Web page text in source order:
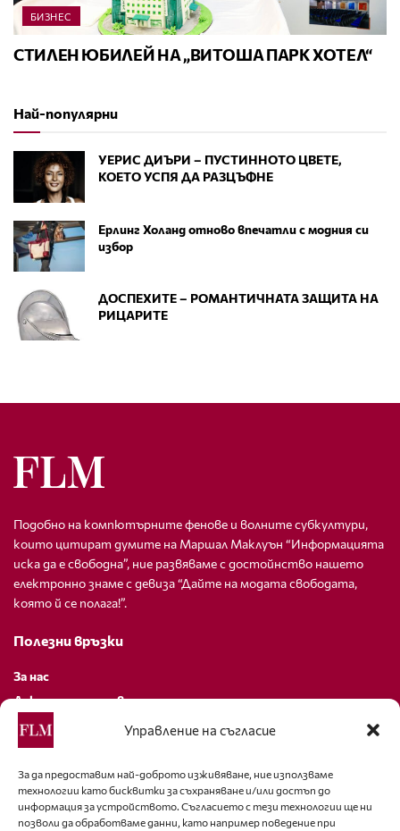
Управление на съгласие
За да предоставим най-доброто изживяване, ние използваме
технологии като бисквитки за съхраняване и/или достъп до
информация за устройството. Съгласието с тези технологии ще ни
позволи да обработваме данни, като например поведение при
БИЗНЕС
СТИЛЕН ЮБИЛЕЙ НА „ВИТОША ПАРК ХОТЕЛ“
Най-популярни
УЕРИС ДИЪРИ – ПУСТИННОТО ЦВЕТЕ,
КОЕТО УСПЯ ДА РАЗЦЪФНЕ
Ерлинг Холанд отново впечатли с модния си
избор
ДОСПЕХИТЕ – РОМАНТИЧНАТА ЗАЩИТА НА
РИЦАРИТЕ
Подобно на компютърните фенове и волните субкултури,
които цитират думите на Маршал Маклуън “Информацията
иска да е свободна”, ние развяваме с достойнство нашето
електронно знаме с девиза “Дайте на модата свободата,
която й се полага!”.
Полезни връзки
За нас
Декларация за поверителност
Политика за бисквитки
За контакти
editor@fashion-lifestyle.net